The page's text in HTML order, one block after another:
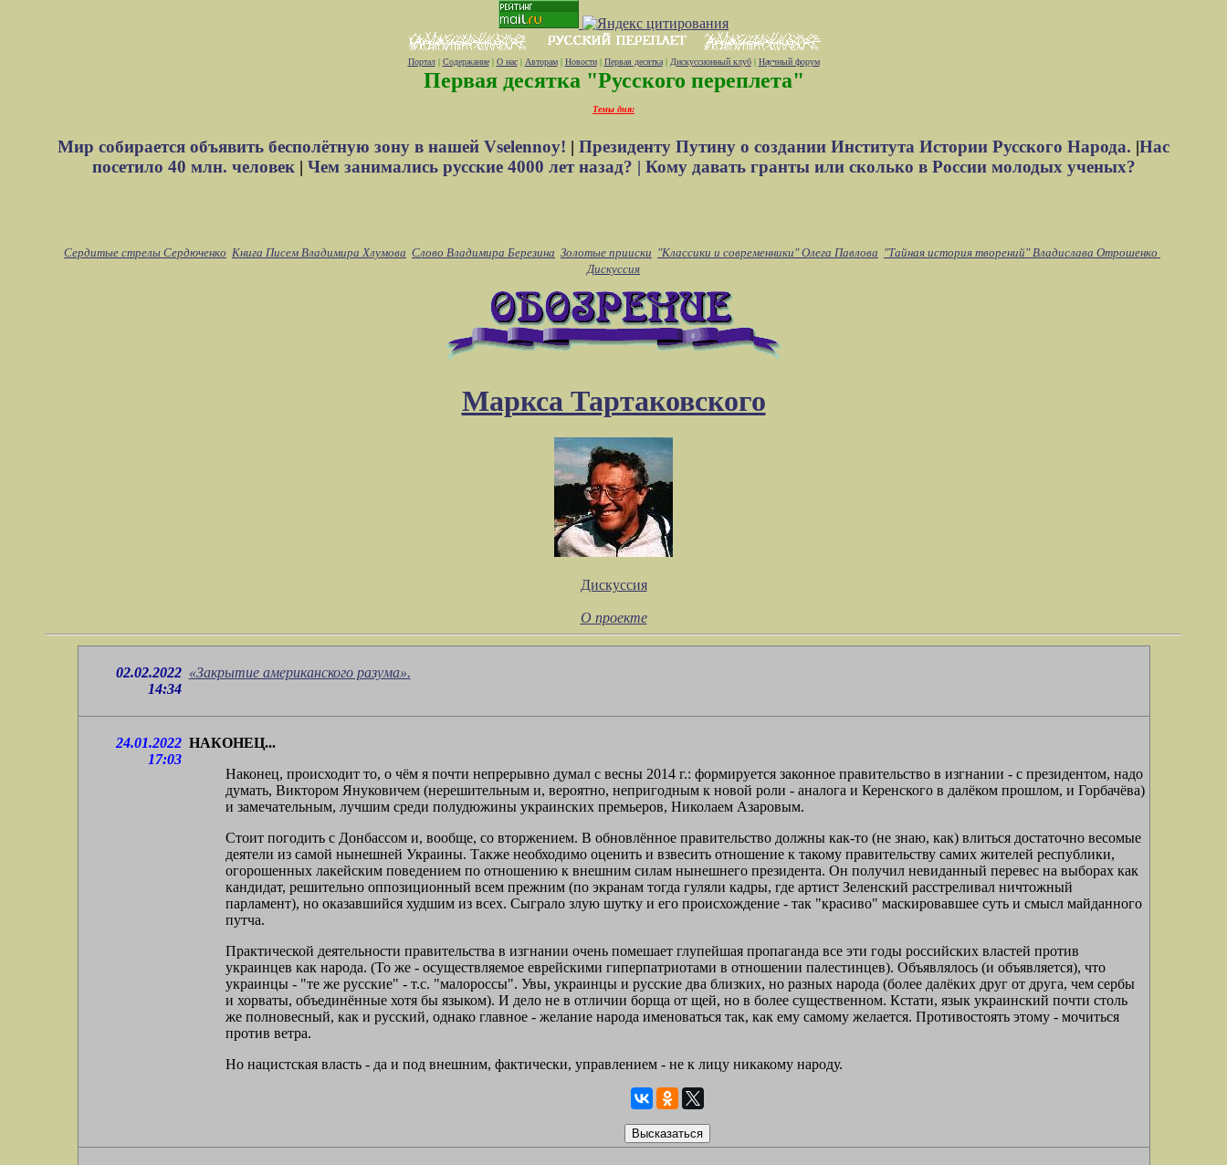
Портал| Содержание| О нас| Авторам| Новости| Первая десятка| Дискуссионный клуб| Научный форум
Первая десятка "Русского переплета"
Темы дня:
Мир собирается объявить бесполётную зону в нашей Vselennoy! | Президенту Путину о создании Института Истории Русского Народа. |Нас
посетило 40 млн. человек| Чем занимались русские 4000 лет назад? | Кому давать гранты или сколько в России молодых ученых?
Сердитые стрелы Сердюченко Книга Писем Владимира Хлумова Слово Владимира Березина Золотые прииски "Классики и современники" Олега Павлова "Тайная история творений" Владислава Отрошенко
Дискуссия
Маркса Тартаковского
Дискуссия
О проекте
02.02.2022
14:34
«Закрытие американского разума».
24.01.2022
17:03
НАКОНЕЦ...
Наконец, происходит то, о чём я почти непрерывно думал с весны 2014 г.: формируется законное правительство в изгнании - с президентом, надо
думать, Виктором Януковичем (нерешительным и, вероятно, непригодным к новой роли - аналога и Керенского в далёком прошлом, и Горбачёва)
и замечательным, лучшим среди полудюжины украинских премьеров, Николаем Азаровым.
Стоит погодить с Донбассом и, вообще, со вторжением. В обновлённое правительство должны как-то (не знаю, как) влиться достаточно весомые
деятели из самой нынешней Украины. Также необходимо оценить и взвесить отношение к такому правительству самих жителей республики,
огорошенных лакейским поведением по отношению к внешним силам нынешнего президента. Он получил невиданный перевес на выборах как
кандидат, решительно оппозиционный всем прежним (по экранам тогда гуляли кадры, где артист Зеленский расстреливал ничтожный
парламент), но оказавшийся худшим из всех. Сыграло злую шутку и его происхождение - так "красиво" маскировавшее суть и смысл майданного
путча.
Практической деятельности правительства в изгнании очень помешает глупейшая пропаганда все эти годы российских властей против
украинцев как народа. (То же - осуществляемое еврейскими гиперпатриотами в отношении палестинцев). Объявлялось (и объявляется), что
украинцы - "те же русские" - т.с. "малороссы". Увы, украинцы и русские два близких, но разных народа (более далёких друг от друга, чем сербы
и хорваты, объединённые хотя бы языком). И дело не в отличии борща от щей, но в более существенном. Кстати, язык украинский почти столь
же полновесный, как и русский, однако главное - желание народа именоваться так, как ему самому желается. Противостоять этому - мочиться
против ветра.
Но нацистская власть - да и под внешним, фактически, управлением - не к лицу никакому народу.